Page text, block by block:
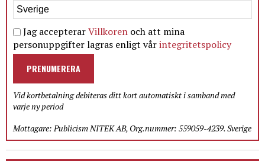
Jag accepterarVillkoren och att mina
personuppgifter lagras enligt vårintegritetspolicy
PRENUMERERA
Vid kortbetalning debiteras ditt kort automatiskt i samband med
varje ny period
Mottagare: Publicism NITEK AB, Org.nummer: 559059-4239. Sverige